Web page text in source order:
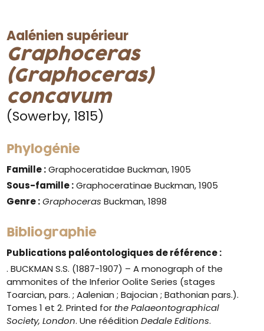
Aalénien supérieur
Graphoceras
(Graphoceras)
concavum
(Sowerby, 1815)
Phylogénie
Famille :Graphoceratidae Buckman, 1905
Sous-famille :Graphoceratinae Buckman, 1905
Genre : Graphoceras Buckman, 1898
Bibliographie
Publications paléontologiques de référence :
. BUCKMAN S.S. (1887-1907) –A monograph of the
ammonites of the Inferior Oolite Series (stages
Toarcian, pars. ; Aalenian ; Bajocian ; Bathonian pars.).
Tomes 1 et 2. Printed for the Palaeontographical
Society, London. Une rééditionDedale Editions.